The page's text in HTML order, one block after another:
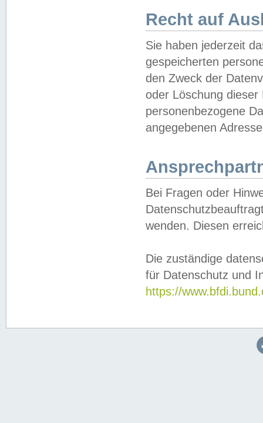
Recht auf
Sie haben jederzeit
gespeicherten
den Zweck der
oder Löschung
personenbezogene
angegebenen
Bei Fragen oder
wenden. Diesen
Die zuständige
für Datenschutz und
https://